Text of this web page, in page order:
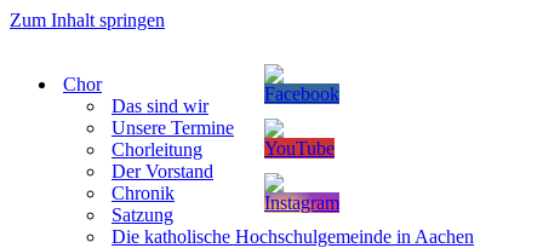
Zum Inhalt springen
Chor
Das sind wir
Unsere Termine
Chorleitung
Der Vorstand
Chronik
Satzung
Die katholische Hochschulgemeinde in Aachen